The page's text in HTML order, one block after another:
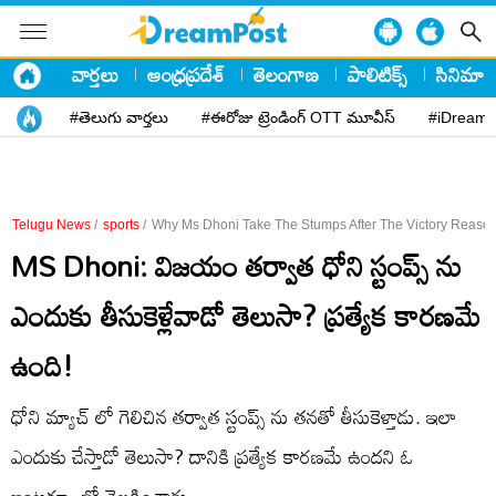
వార్తలు ఆంధ్రప్రదేశ్ తెలంగాణ పాలిటిక్స్ సినిమా
#తెలుగు వార్తలు #ఈరోజు ట్రెండింగ్ OTT మూవీస్
Telugu News / sports / Why Ms Dhoni Take The Stumps After The Victory
MS Dhoni: విజయం తర్వాత ధోని స్టంప్స్ ను
ఎందుకు తీసుకెళ్లేవాడో తెలుసా? ప్రత్యేక కారణమే
ఉంది!
ధోని మ్యాచ్ లో గెలిచిన తర్వాత స్టంప్స్ ను తనతో తీసుకెళ్తాడు. ఇలా
ఎందుకు చేస్తాడో తెలుసా? దానికి ప్రత్యేక కారణమే ఉందని ఓ